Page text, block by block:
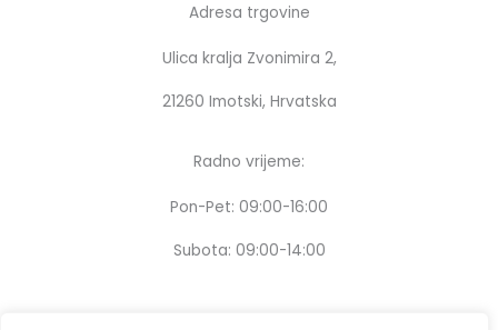
Adresa trgovine
Ulica kralja Zvonimira 2,
21260 Imotski, Hrvatska
Radno vrijeme:
Pon-Pet: 09:00-16:00
Subota: 09:00-14:00